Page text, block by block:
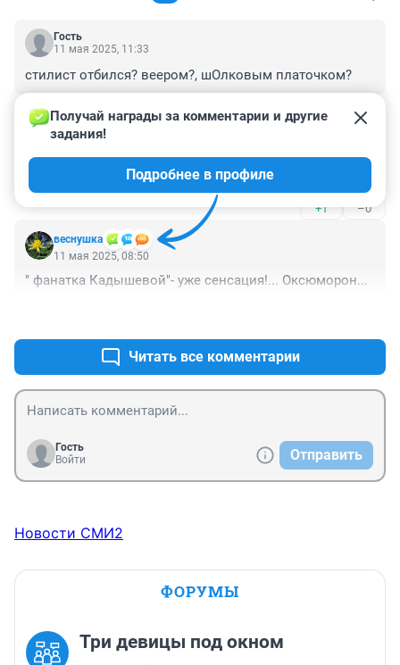
Гость
11 мая 2025, 11:33
стилист отбился? веером?, шОлковым платочком?
Гость
+1 –0
веснушка
Получай награды за комментарии и другие
задания!
Подробнее в профиле
11 мая 2025, 08:50
" фанатка Кадышевой"- уже сенсация!... Оксюморон...
Читать все комментарии
Гость
Войти
Отправить
Новости СМИ2
ФОРУМЫ
Три девицы под окном